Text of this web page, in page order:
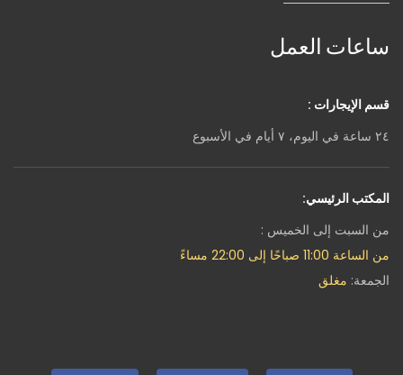
ساعات العمل
قسم الإيجارات :
٢٤ ساعة في اليوم، ٧ أيام في الأسبوع
المكتب الرئيسي:
من السبت إلى الخميس :
من الساعة 11:00 صباحًا إلى 22:00 مساءً
الجمعة: مغلق